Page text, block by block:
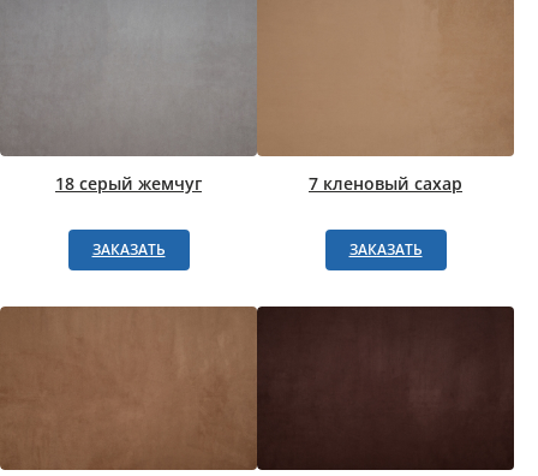
18 серый жемчуг
ЗАКАЗАТЬ
7 кленовый сахар
ЗАКАЗАТЬ